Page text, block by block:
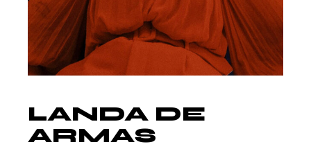
LANDA DE
ARMAS